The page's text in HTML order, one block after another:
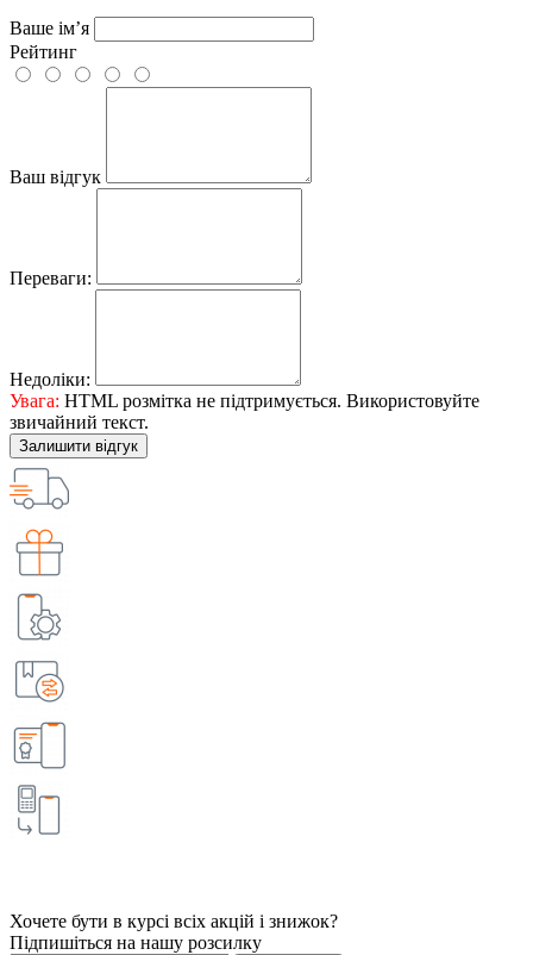
Ваше ім’я
Рейтинг
Ваш відгук
Переваги:
Недоліки:
Увага: HTML розмітка не підтримується. Використовуйте
звичайний текст.
Залишити відгук
Хочете бути в курсі всіх акцій і знижок?
Підпишіться на нашу розсилку